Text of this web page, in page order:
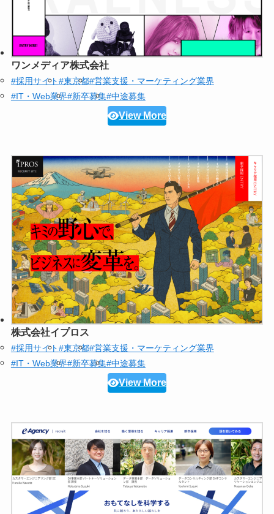
ワンメディア株式会社
#採用サイト#東京都#営業支援・マーケティング業界
#IT・Web業界#新卒募集#中途募集
View More
株式会社イプロス
#採用サイト#東京都#営業支援・マーケティング業界
#IT・Web業界#新卒募集#中途募集
View More